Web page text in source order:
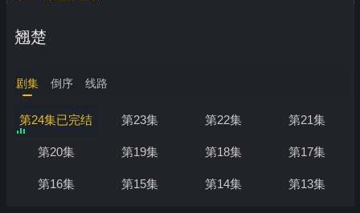
翘楚
剧集 倒序 线路
第24集已完结 第23集 第22集 第21集
第20集 第19集 第18集 第17集
第16集 第15集 第14集 第13集